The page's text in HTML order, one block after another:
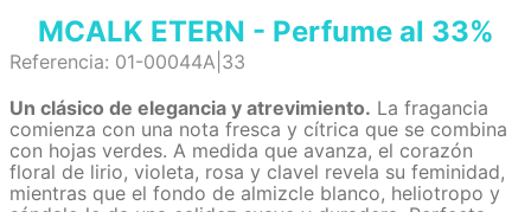
MCALK ETERN - Perfume al 33%
Referencia: 01-00044A|33
Un clásico de elegancia y atrevimiento. La fragancia
comienza con una nota fresca y cítrica que se combina
con hojas verdes. A medida que avanza, el corazón
floral de lirio, violeta, rosa y clavel revela su feminidad,
mientras que el fondo de almizcle blanco, heliotropo y